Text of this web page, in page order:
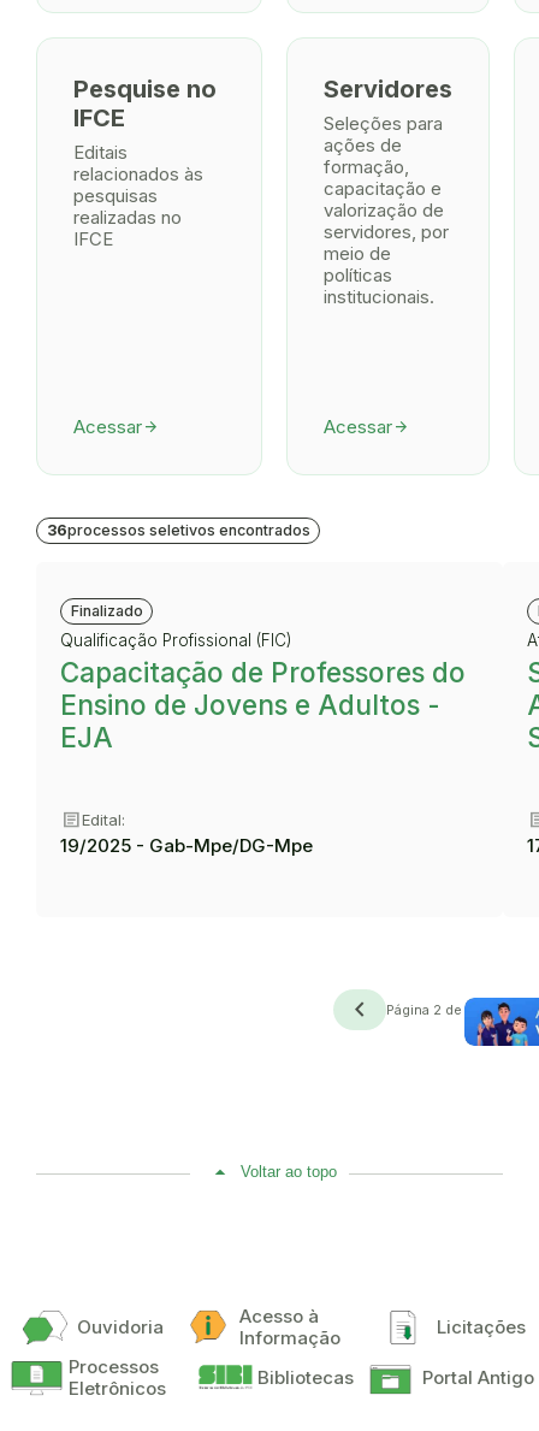
Pesquise no
IFCE
Editais
relacionados às
pesquisas
realizadas no
IFCE
Acessararrow_forward
Servidores
Seleções para
ações de
formação,
capacitação e
valorização de
servidores, por
meio de
políticas
institucionais.
Acessararrow_forward
36processos seletivos encontrados
Finalizado
Qualificação Profissional (FIC)
Capacitação de Professores do
Ensino de Jovens e Adultos -
EJA
articleEdital:
19/2025 - Gab-Mpe/DG-Mpe
navigate_before
AnteriorPágina 2 de 2 navigate_next
Próxima
Voltar ao topo
Ouvidoria
Acesso à
Informação
Licitações
Processos
Eletrônicos
Bibliotecas Portal Antigo